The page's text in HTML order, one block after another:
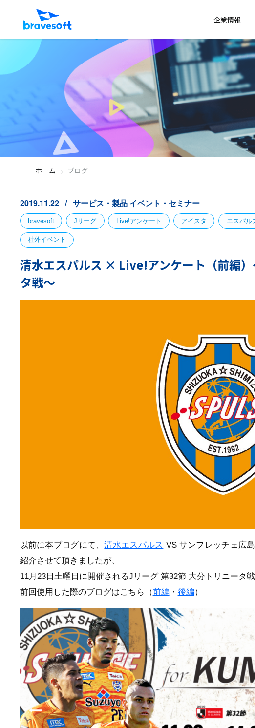
企業情報
ホーム ブログ
2019.11.22 サービス・製品 イベント・セミナー
bravesoft Jリーグ Live!アンケート アイスタ エスパル
社外イベント
清水エスパルス × Live!アンケート（前編
タ戦〜
以前に本ブログにて、清水エスパルス VS サンフレッチェ広
紹介させて頂きましたが、
11月23日土曜日に開催されるJリーグ 第32節 大分トリニータ
前回使用した際のブログはこちら（前編 ・ 後編）